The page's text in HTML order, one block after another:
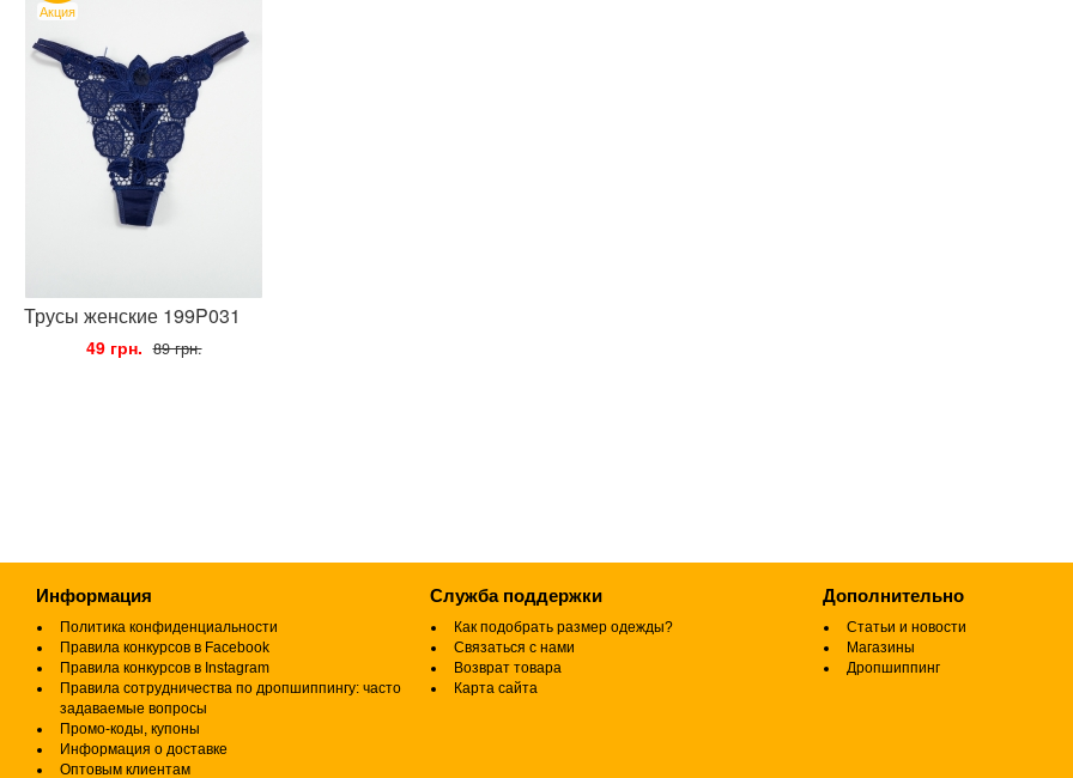
Акция
Трусы женские 199P031
49 грн. 89 грн.
Информация
Политика конфиденциальности
Правила конкурсов в Facebook
Правила конкурсов в Instagram
Правила сотрудничества по дропшиппингу: часто
задаваемые вопросы
Промо-коды, купоны
Информация о доставке
Оптовым клиентам
Служба поддержки
Как подобрать размер одежды?
Связаться с нами
Возврат товара
Карта сайта
Дополнительно
Статьи и новости
Магазины
Дропшиппинг